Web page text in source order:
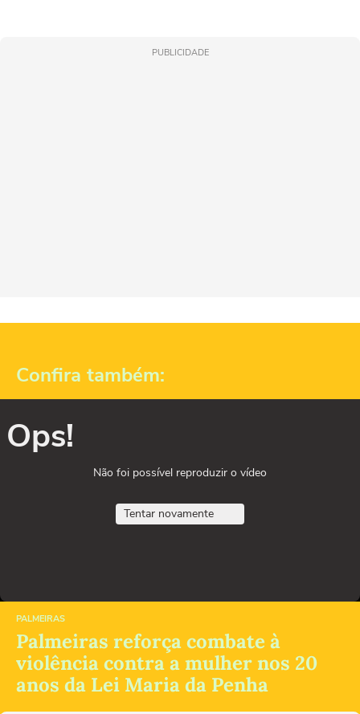
PUBLICIDADE
Confira também:
Ops!
Não foi possível reproduzir o vídeo
Tentar novamente
PALMEIRAS
Palmeiras reforça combate à
violência contra a mulher nos 20
anos da Lei Maria da Penha